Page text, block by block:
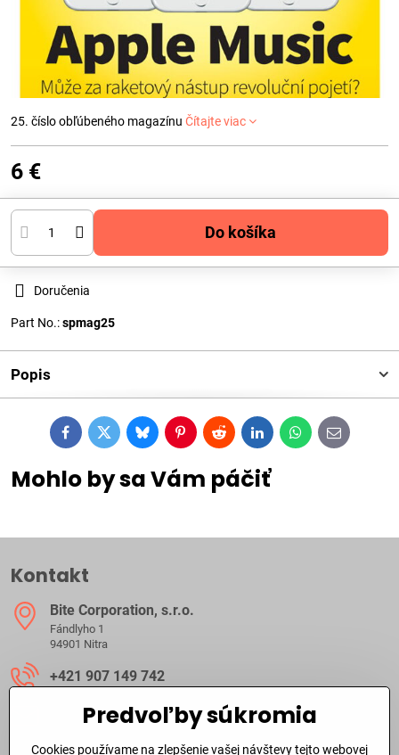
25. číslo obľúbeného magazínu Čítajte viac
6 €
Do košíka
Doručenia
Part No.:spmag25
Popis
FacebookTwitterBlueskyPinterestRedditLinkedInWhatsApp
E-
mail
Mohlo by sa Vám páčiť
Kontakt
Bite Corporation, s​.r​.o​.
Fándlyho 1
94901 Nitra
+421 907 149 742
ibite​@ibite​.sk
Predvoľby súkromia
Cookies používame na zlepšenie vašej návštevy tejto webovej